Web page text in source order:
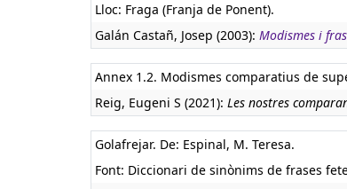
Lloc: Fraga (Franja de Ponent).
Galán Castañ, Josep (2003): Modismes i
Annex 1.2. Modismes comparatius de
Reig, Eugeni S (2021): Les nostres
Golafrejar. De: Espinal, M. Teresa.
Font: Diccionari de sinònims de frases